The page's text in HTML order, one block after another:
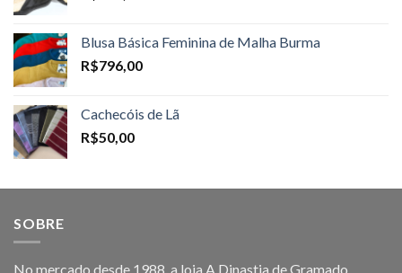
Blusa Básica Feminina de Malha Burma
R$796,00
Cachecóis de Lã
R$50,00
SOBRE
No mercado desde 1988, a loja A Dinastia de Gramado